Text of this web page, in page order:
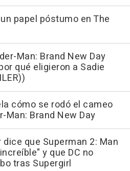
papel póstumo en The
Man: Brand New Day
qué eligieron a Sadie
cómo se rodó el cameo
Man: Brand New Day
dice que Superman 2: Man
y que DC no
tras Supergirl